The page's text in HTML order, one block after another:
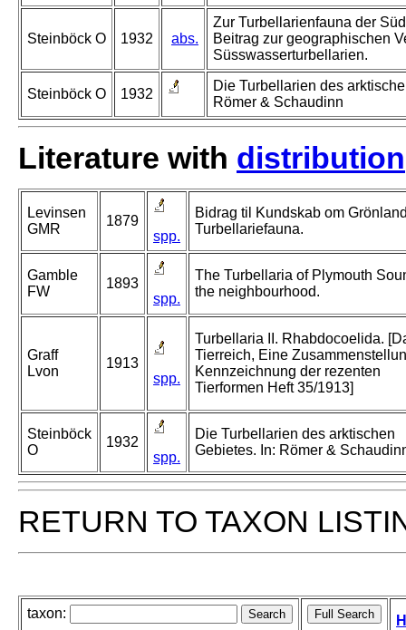
Steinböck O 1932 abs.
Zur Turbellarienfauna der
Beitrag zur geographischen
Süsswasserturbellarien.
Steinböck O 1932
Die Turbellarien des
Römer & Schaudinn
Literature with distribution
Levinsen
GMR
1879
spp.
Bidrag til Kundskab om
Turbellariefauna.
Gamble
FW
1893
spp.
The Turbellaria of Plymouth
the neighbourhood.
Graff
Lvon
1913
spp.
Turbellaria II. Rhabdocoelida.
Tierreich, Eine
Kennzeichnung der rezenten
Tierformen Heft 35/1913]
Steinböck
O
1932
spp.
Die Turbellarien des arktischen
Gebietes. In: Römer &
RETURN TO TAXON
taxon: